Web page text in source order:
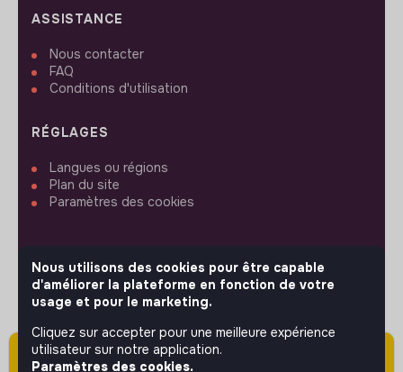
Attention cette annonce a été publiée il y a
ASSISTANCE
Nous contacter
FAQ
Conditions d'utilisation
RÉGLAGES
Langues ou régions
Plan du site
Paramètres des cookies
SUIVEZ-NOUS
© 2026 jobs that makesense.
Nous utilisons des cookies pour être capable
d'améliorer la plateforme en fonction de votre
usage et pour le marketing.
Cliquez sur accepter pour une meilleure expérience
utilisateur sur notre application.
Paramètres des cookies.